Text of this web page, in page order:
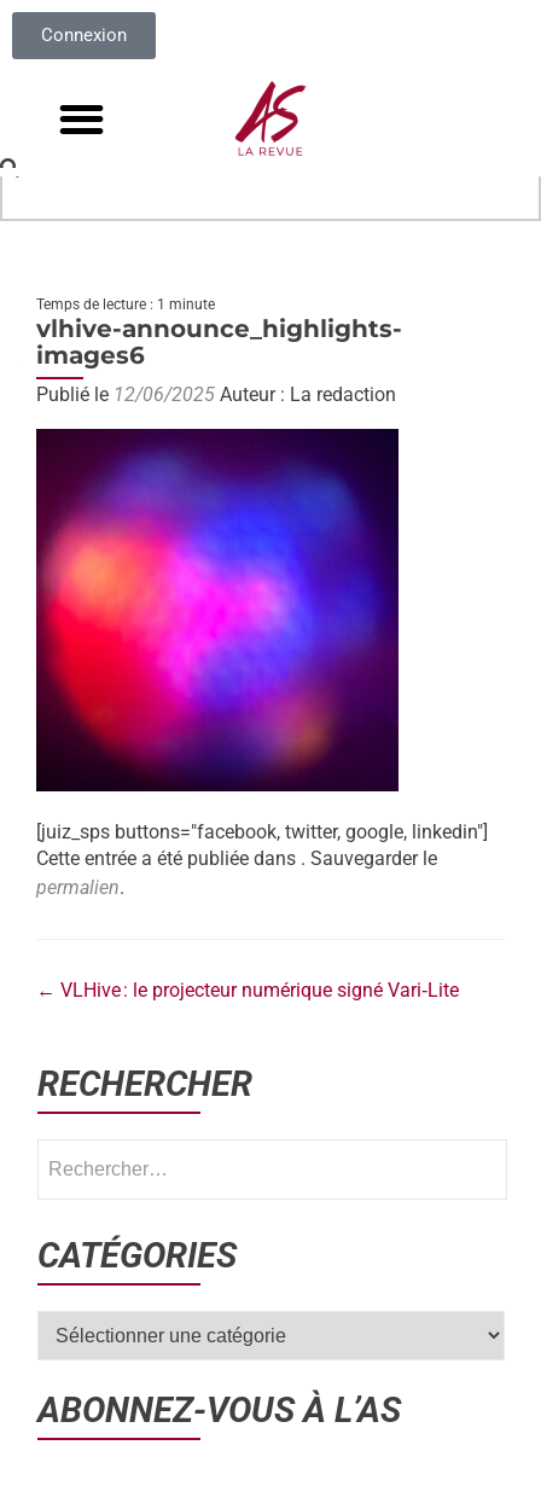
Connexion
Temps de lecture : 1 minute
vlhive-announce_highlights-
images6
Publié le 12/06/2025 Auteur : La redaction
[juiz_sps buttons="facebook, twitter, google, linkedin"]
Cette entrée a été publiée dans . Sauvegarder le
permalien.
← VLHive : le projecteur numérique signé Vari‑Lite
RECHERCHER
CATÉGORIES
ABONNEZ-VOUS À L’AS